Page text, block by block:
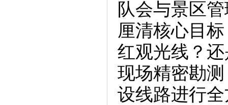
队会与景区
厘清核心目
红观光线？
现场精密勘
设线路进行